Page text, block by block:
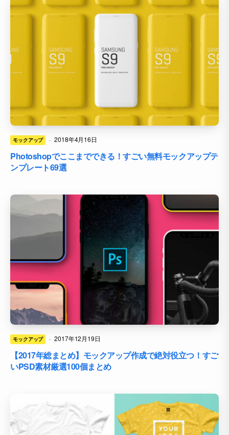
モックアップ · 2018年4月16日
Photoshopでここまでできる！すごい無料モックアップテ
ンプレート69選
モックアップ · 2017年12月19日
【2017年総まとめ】モックアップ作成で絶対役立つ！すご
いPSD素材厳選100個まとめ